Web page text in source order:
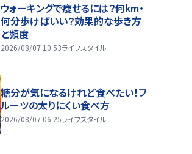
ウォーキングで痩せるには？何km・
何分歩けばいい？効果的な歩き方
と頻度
2026/08/07 10:53ライフスタイル
糖分が気になるけれど食べたい！フ
ルーツの太りにくい食べ方
2026/08/07 06:25ライフスタイル